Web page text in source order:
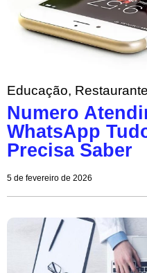
Educação,
Numero
WhatsApp
Precisa Saber
5 de fevereiro de 2026